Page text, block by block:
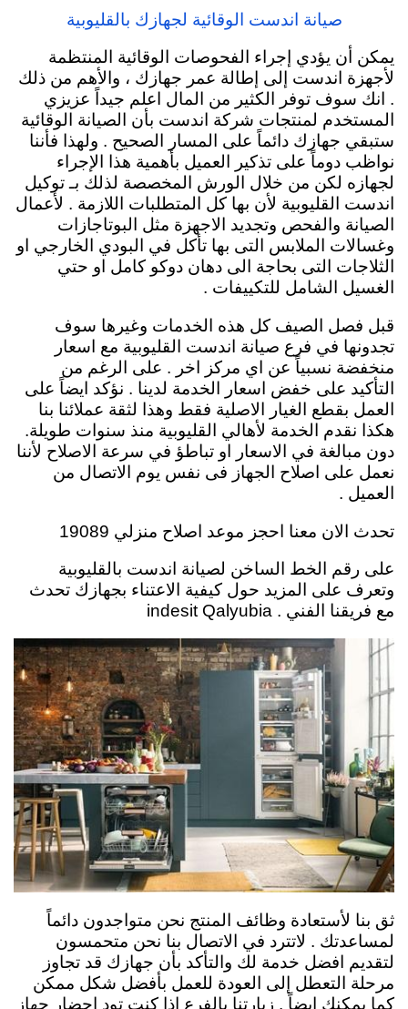
صيانة اندست الوقائية لجهازك بالقليوبية
يمكن أن يؤدي إجراء الفحوصات الوقائية المنتظمة
لأجهزة اندست إلى إطالة عمر جهازك ، والأهم من ذلك
. انك سوف توفر الكثير من المال اعلم جيداً عزيزي
المستخدم لمنتجات شركة اندست بأن الصيانة الوقائية
ستبقي جهازك دائماً على المسار الصحيح . ولهذا فأننا
نواظب دوماً على تذكير العميل بأهمية هذا الإجراء
لجهازه لكن من خلال الورش المخصصة لذلك بـ توكيل
اندست القليوبية لأن بها كل المتطلبات اللازمة . لأعمال
الصيانة والفحص وتجديد الاجهزة مثل البوتاجازات
وغسالات الملابس التى بها تأكل في البودي الخارجي او
الثلاجات التى بحاجة الى دهان دوكو كامل او حتي
الغسيل الشامل للتكييفات .
قبل فصل الصيف كل هذه الخدمات وغيرها سوف
تجدونها في فرع صيانة اندست القليوبية مع اسعار
منخفضة نسبياً عن اي مركز اخر . على الرغم من
التأكيد على خفض اسعار الخدمة لدينا . نؤكد ايضاً على
العمل بقطع الغيار الاصلية فقط وهذا لثقة عملائنا بنا
هكذا نقدم الخدمة لأهالي القليوبية منذ سنوات طويلة.
دون مبالغة في الاسعار او تباطؤ في سرعة الاصلاح لأننا
نعمل على اصلاح الجهاز فى نفس يوم الاتصال من
العميل .
تحدث الان معنا احجز موعد اصلاح منزلي 19089
على رقم الخط الساخن لصيانة اندست بالقليوبية
وتعرف على المزيد حول كيفية الاعتناء بجهازك تحدث
مع فريقنا الفني . indesit Qalyubia
ثق بنا لأستعادة وظائف المنتج نحن متواجدون دائماً
لمساعدتك . لاتترد في الاتصال بنا نحن متحمسون
لتقديم افضل خدمة لك والتأكد بأن جهازك قد تجاوز
مرحلة التعطل إلى العودة للعمل بأفضل شكل ممكن
كما يمكنك ايضاً . زيارتنا بالفرع اذا كنت تود احضار جهاز